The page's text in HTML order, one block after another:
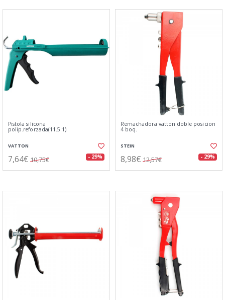
Pistola silicona
polip.reforzada(11.5:1)
VATTON
7,64€ 10,75€ - 29%
Remachadora vatton doble posicion
4 boq.
STEIN
8,98€ 12,57€ - 29%